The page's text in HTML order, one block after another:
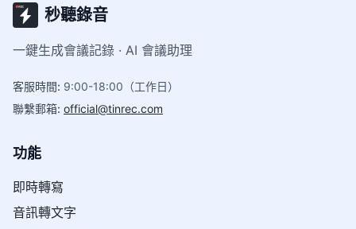
秒聽錄音
一鍵生成會議記錄 · AI 會議助理
客服時間: 9:00-18:00（工作日）
聯繫郵箱: official@tinrec.com
功能
即時轉寫
音訊轉文字